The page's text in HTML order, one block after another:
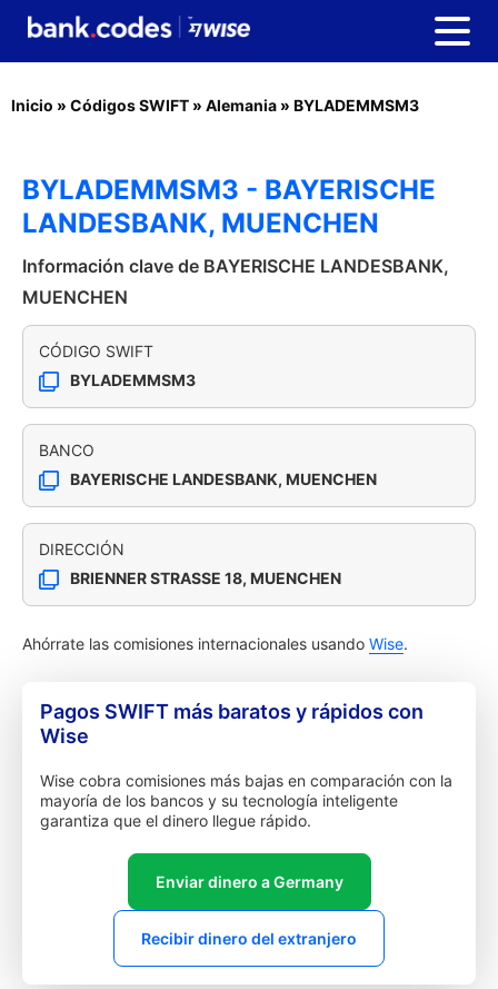
Inicio » Códigos SWIFT » Alemania » BYLADEMMSM3
BYLADEMMSM3 - BAYERISCHE
LANDESBANK, MUENCHEN
Información clave de BAYERISCHE LANDESBANK,
MUENCHEN
CÓDIGO SWIFT
BYLADEMMSM3
BANCO
BAYERISCHE LANDESBANK, MUENCHEN
DIRECCIÓN
BRIENNER STRASSE 18, MUENCHEN
Ahórrate las comisiones internacionales usando Wise.
Pagos SWIFT más baratos y rápidos con
Wise
Wise cobra comisiones más bajas en comparación con la
mayoría de los bancos y su tecnología inteligente
garantiza que el dinero llegue rápido.
Enviar dinero a Germany
Recibir dinero del extranjero